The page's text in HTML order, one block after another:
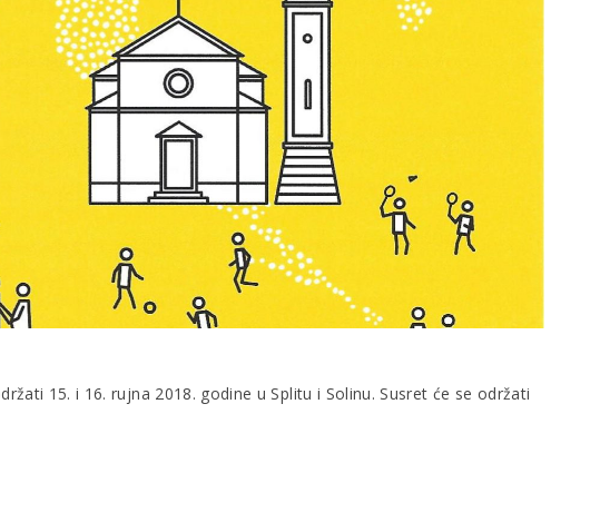
15. i 16. rujna 2018. godine u Splitu i Solinu. Susret će se održati